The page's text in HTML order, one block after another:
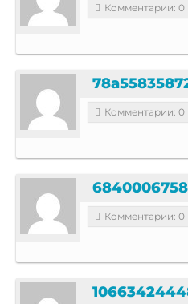
Комментарии: 0
Комментарии: 0
Комментарии: 0